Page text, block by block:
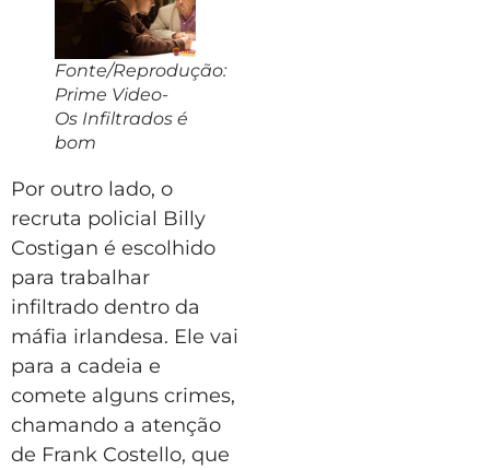
Fonte/Reprodução:
Prime Video-
Os Infiltrados é
bom
Por outro lado, o
recruta policial Billy
Costigan é escolhido
para trabalhar
infiltrado dentro da
máfia irlandesa. Ele vai
para a cadeia e
comete alguns crimes,
chamando a atenção
de Frank Costello, que